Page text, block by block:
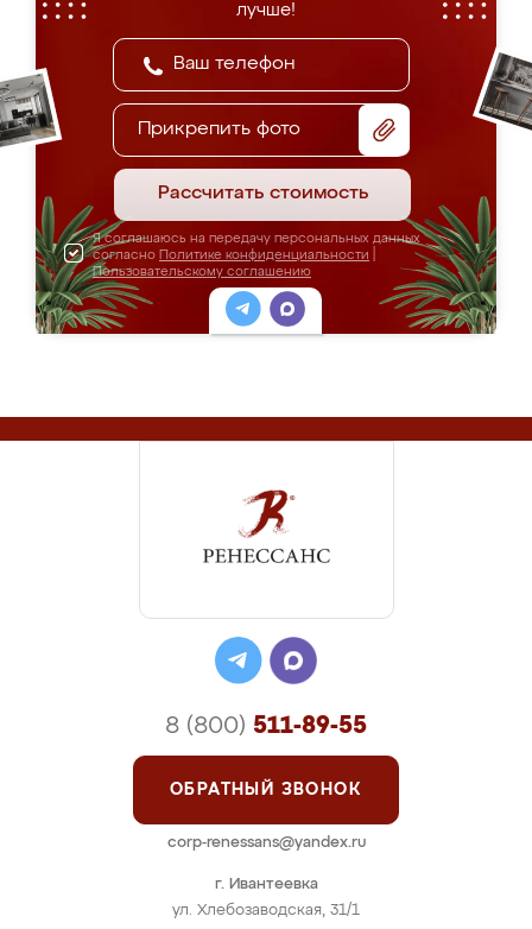
лучше!
Прикрепить фото
Рассчитать стоимость
Я соглашаюсь на передачу персональных данных
согласно Политике конфиденциальности
Пользовательскому соглашению
г. Ивантеевка
ул. Хлебозаводская, 31/1
8 (800) 511-89-55
ОБРАТНЫЙ ЗВОНОК
corp-renessans@yandex.ru